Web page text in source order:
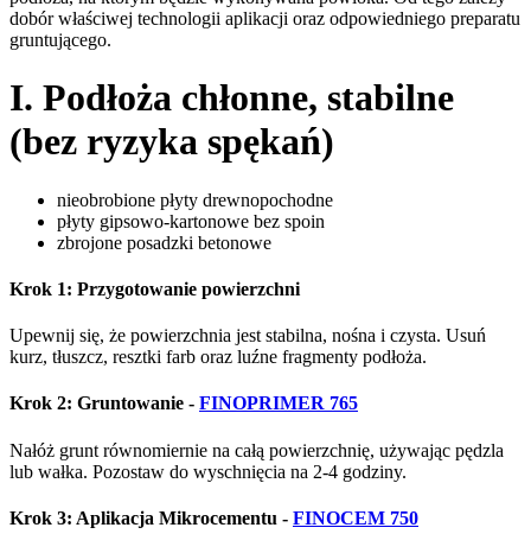
dobór właściwej technologii aplikacji oraz odpowiedniego preparatu
gruntującego.
I. Podłoża chłonne, stabilne
(bez ryzyka spękań)
nieobrobione płyty drewnopochodne
płyty gipsowo-kartonowe bez spoin
zbrojone posadzki betonowe
Krok 1: Przygotowanie powierzchni
Upewnij się, że powierzchnia jest stabilna, nośna i czysta. Usuń
kurz, tłuszcz, resztki farb oraz luźne fragmenty podłoża.
Krok 2: Gruntowanie - FINOPRIMER 765
Nałóż grunt równomiernie na całą powierzchnię, używając pędzla
lub wałka. Pozostaw do wyschnięcia na 2-4 godziny.
Krok 3: Aplikacja Mikrocementu - FINOCEM 750